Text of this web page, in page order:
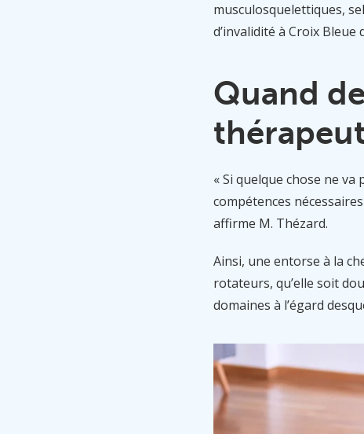
musculosquelettiques,
d’invalidité à Croix Bleue
Quand
« Si quelque chose ne
compétences
affirme M. Thézard.
Ainsi, une entorse à la
rotateurs, qu’elle soit
domaines à l’égard